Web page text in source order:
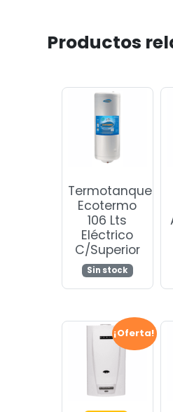
Productos
Termotanque
Ecotermo
106 Lts
Eléctrico
C/Superior
Sin stock
¡Oferta!